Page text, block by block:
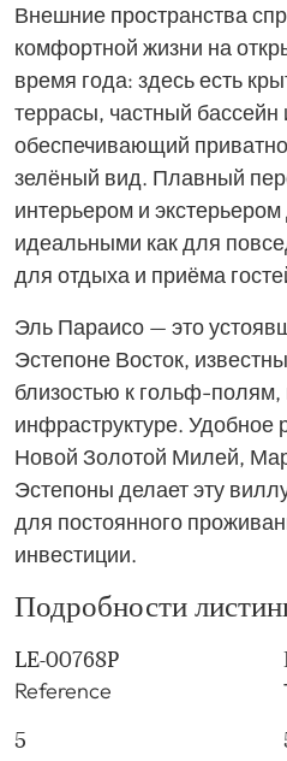
Внешние пространства
комфортной жизни на
время года: здесь есть
террасы, частный
обеспечивающий
зелёный вид. Плавный
интерьером и
идеальными как для
для отдыха и приёма
Эль Параисо — это
Эстепоне Восток,
близостью к гольф-
инфраструктуре.
Новой Золотой Милей,
Эстепоны делает эту
для постоянного
инвестиции.
Подробности
LE-00768P
Reference
5